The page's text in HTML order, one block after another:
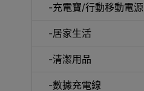
-充電寶/行動移動電源
-居家生活
-清潔用品
-數據充電線